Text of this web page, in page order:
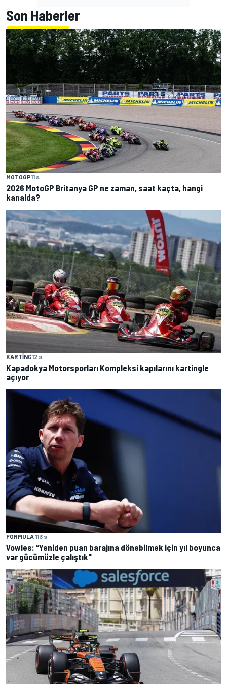
Son Haberler
MOTOGP11 s
2026 MotoGP Britanya GP ne zaman, saat kaçta, hangi
kanalda?
KARTING12 s
Kapadokya Motorsporları Kompleksi kapılarını kartingle
açıyor
FORMULA 113 s
Vowles: “Yeniden puan barajına dönebilmek için yıl boyunca
var gücümüzle çalıştık"